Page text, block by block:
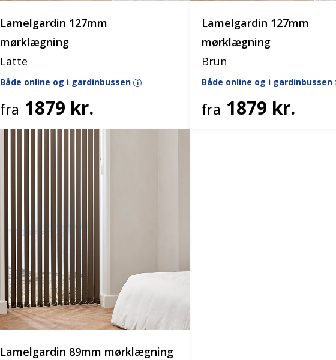
Lamelgardin 127mm
mørklægning
Latte
Både online og i gardinbussen i
fra 1879 kr.
Lamelgardin 127mm
mørklægning
Brun
Både online og i gardinbussen
fra 1879 kr.
Lamelgardin 89mm mørklægning